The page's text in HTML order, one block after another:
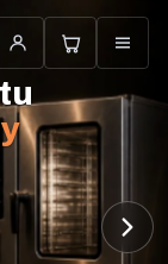
Carrito
tu
y